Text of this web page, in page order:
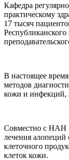
Кафедра
практическому
17 тысяч
Республиканского
В настоящее
методов
кожи и инфекций,
Совместно с НАН
лечения
клеточного
клеток кожи.